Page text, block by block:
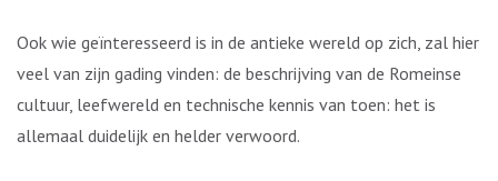
Ook wie geïnteresseerd is in de antieke wereld op zich, zal hier
veel van zijn gading vinden: de beschrijving van de Romeinse
cultuur, leefwereld en technische kennis van toen: het is
allemaal duidelijk en helder verwoord.